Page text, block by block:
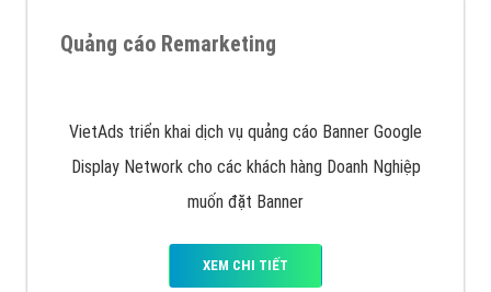
Quảng cáo Remarketing
VietAds triển khai dịch vụ quảng cáo Banner Google
Display Network cho các khách hàng Doanh Nghiệp
muốn đặt Banner
XEM CHI TIẾT